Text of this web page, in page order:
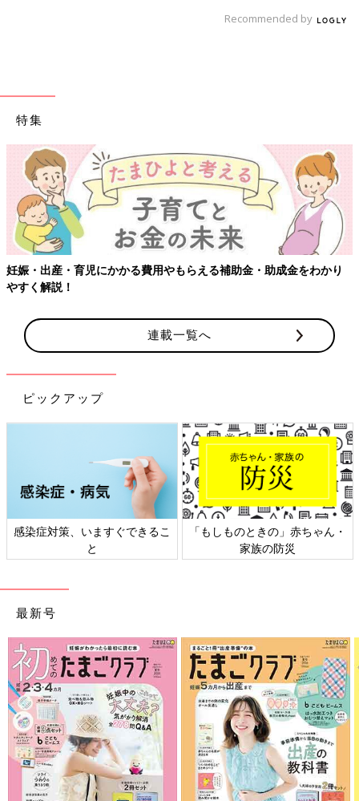
Recommended by
特集
妊娠・出産・育児にかかる費用やもらえる補助金・助成金をわかり
やすく解説！
連載一覧へ
ピックアップ
感染症対策、いますぐできるこ
と
「もしものときの」赤ちゃん・
家族の防災
最新号